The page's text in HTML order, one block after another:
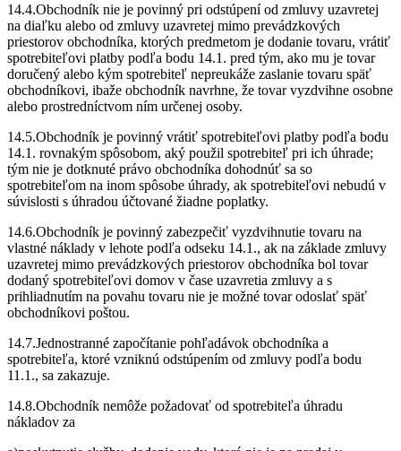
14.4.Obchodník nie je povinný pri odstúpení od zmluvy uzavretej
na diaľku alebo od zmluvy uzavretej mimo prevádzkových
priestorov obchodníka, ktorých predmetom je dodanie tovaru, vrátiť
spotrebiteľovi platby podľa bodu 14.1. pred tým, ako mu je tovar
doručený alebo kým spotrebiteľ nepreukáže zaslanie tovaru späť
obchodníkovi, ibaže obchodník navrhne, že tovar vyzdvihne osobne
alebo prostredníctvom ním určenej osoby.
14.5.Obchodník je povinný vrátiť spotrebiteľovi platby podľa bodu
14.1. rovnakým spôsobom, aký použil spotrebiteľ pri ich úhrade;
tým nie je dotknuté právo obchodníka dohodnúť sa so
spotrebiteľom na inom spôsobe úhrady, ak spotrebiteľovi nebudú v
súvislosti s úhradou účtované žiadne poplatky.
14.6.Obchodník je povinný zabezpečiť vyzdvihnutie tovaru na
vlastné náklady v lehote podľa odseku 14.1., ak na základe zmluvy
uzavretej mimo prevádzkových priestorov obchodníka bol tovar
dodaný spotrebiteľovi domov v čase uzavretia zmluvy a s
prihliadnutím na povahu tovaru nie je možné tovar odoslať späť
obchodníkovi poštou.
14.7.Jednostranné započítanie pohľadávok obchodníka a
spotrebiteľa, ktoré vzniknú odstúpením od zmluvy podľa bodu
11.1., sa zakazuje.
14.8.Obchodník nemôže požadovať od spotrebiteľa úhradu
nákladov za